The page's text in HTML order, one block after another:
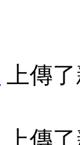
上傳
上傳